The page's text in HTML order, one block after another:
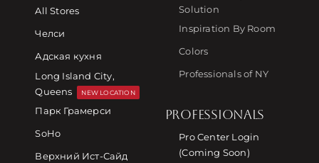
All Stores
Челси
Адская кухня
Long Island City,
Queens
NEW LOCATION
Парк Грамерси
SoHo
Верхний Ист-Сайд
Solution
Inspiration By Room
Colors
Professionals of NY
PROFESSIONALS
Pro Center Login
(Coming Soon)